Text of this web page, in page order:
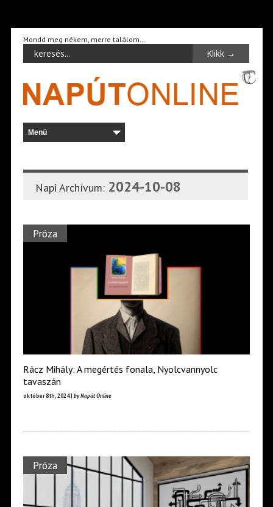
Mondd meg nékem, merre találom…
Napi Archívum: 2024-10-08
Próza
Rácz Mihály: A megértés fonala, Nyolcvannyolc
tavaszán
október 8th, 2024 | by Napút Online
Próza